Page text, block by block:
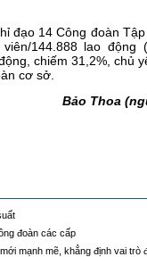
đạo 14 Công đoàn
144.888 lao động
chiếm 31,2%, chủ
cơ sở.
Bảo Thoa
đoàn các cấp
mạnh mẽ, khẳng định vai trò